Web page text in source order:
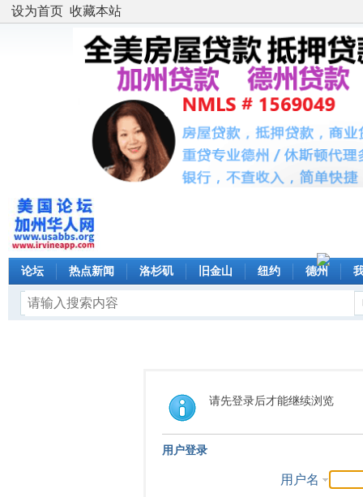
设为首页 收藏本站
论坛 热点新闻 洛杉矶 旧金山 纽约 德州
请先登录后才能继续浏览
用户登录
用户名